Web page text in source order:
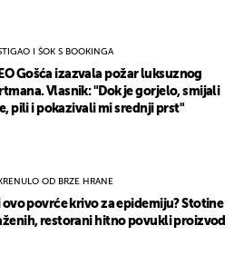
I ŠOK S BOOKINGA
Gošća izazvala požar luksuznog
Vlasnik: "Dok je gorjelo, smijali
pili i pokazivali mi srednji prst"
KRENULO OD BRZE HRANE
ovo povrće krivo za epidemiju? Stotine
restorani hitno povukli proizvod